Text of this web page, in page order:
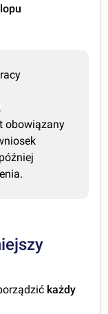
obowiązany
każdy